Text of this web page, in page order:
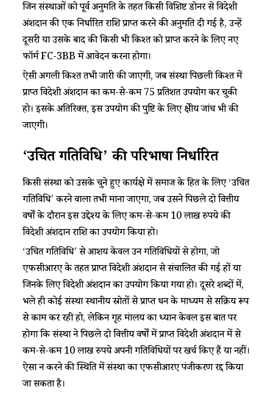
जिन संस्थाओं को पूर्व अनुमति के तहत किसी विशिष्ट डोनर से विदेशी
अंशदान की एक निर्धारित राशि प्राप्त करने की अनुमति दी गई है, उन्हें
दूसरी या उसके बाद की किसी भी किश्त को प्राप्त करने के लिए नए
फॉर्म FC-3BB में आवेदन करना होगा।
ऐसी अगली किश्त तभी जारी की जाएगी, जब संस्था पिछली किश्त में
प्राप्त विदेशी अंशदान का कम-से-कम 75 प्रतिशत उपयोग कर चुकी
हो। इसके अतिरिक्त, इस उपयोग की पुष्टि के लिए क्षेत्रीय जांच भी की
जाएगी।
‘उचित गतिविधि’ की परिभाषा निर्धारित
किसी संस्था को उसके चुने हुए कार्यक्षेत्र में समाज के हित के लिए ‘उचित
गतिविधि’ करने वाला तभी माना जाएगा, जब उसने पिछले दो वित्तीय
वर्षों के दौरान इस उद्देश्य के लिए कम-से-कम 10 लाख रुपये की
विदेशी अंशदान राशि का उपयोग किया हो।
‘उचित गतिविधि’ से आशय केवल उन गतिविधियों से होगा, जो
एफसीआरए के तहत प्राप्त विदेशी अंशदान से संचालित की गई हों या
जिनके लिए विदेशी अंशदान का उपयोग किया गया हो। दूसरे शब्दों में,
भले ही कोई संस्था स्थानीय स्रोतों से प्राप्त धन के माध्यम से सक्रिय रूप
से काम कर रही हो, लेकिन गृह मंत्रालय का ध्यान केवल इस बात पर
होगा कि संस्था ने पिछले दो वित्तीय वर्षों में प्राप्त विदेशी अंशदान में से
कम-से-कम 10 लाख रुपये अपनी गतिविधियों पर खर्च किए हैं या नहीं।
ऐसा न करने की स्थिति में संस्था का एफसीआरए पंजीकरण रद्द किया
जा सकता है।